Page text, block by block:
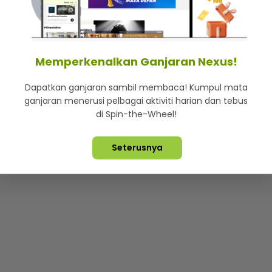
Lebih hot, viral dan sensasi
Terpelihara © 2026. Star Media Group Berhad [197101000523
Memperkenalkan Ganjaran Nexus!
Dapatkan ganjaran sambil membaca! Kumpul mata
ganjaran menerusi pelbagai aktiviti harian dan tebus
di Spin-the-Wheel!
Seterusnya